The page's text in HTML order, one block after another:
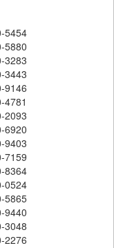
5454
5880
3283
3443
9146
4781
2093
6920
9403
7159
8364
0524
5865
9440
3048
2276